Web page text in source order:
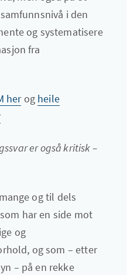
i den
og systematisere
fra
herog heile
er også kritisk –
og til dels
har en side mot
og
og som – etter
– på en rekke